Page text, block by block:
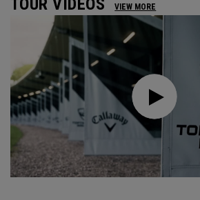
TOUR VIDEOS VIEW MORE